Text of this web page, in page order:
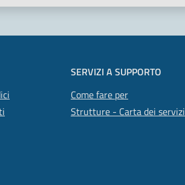
SERVIZI A SUPPORTO
Come fare per
Strutture - Carta dei servizi